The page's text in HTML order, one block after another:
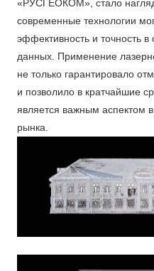
«РУСГЕОКОМ», стало
современные технологии
эффективность и точность
данных. Применение
не только гарантировало
и позволило в кратчайшие
является важным аспектом
рынка.